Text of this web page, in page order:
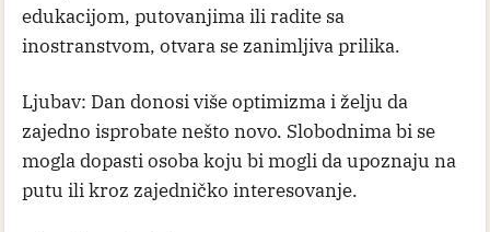
edukacijom, putovanjima ili radite sa
inostranstvom, otvara se zanimljiva prilika.
Ljubav: Dan donosi više optimizma i želju da
zajedno isprobate nešto novo. Slobodnima bi se
mogla dopasti osoba koju bi mogli da upoznaju na
putu ili kroz zajedničko interesovanje.